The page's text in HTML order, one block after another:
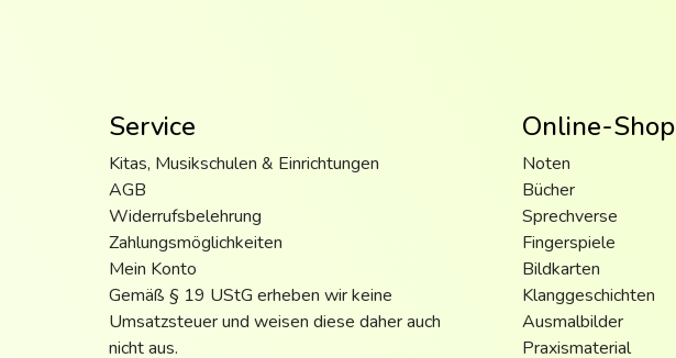
Service
Kitas, Musikschulen & Einrichtungen
AGB
Widerrufsbelehrung
Zahlungsmöglichkeiten
Mein Konto
Gemäß § 19 UStG erheben wir keine
Umsatzsteuer und weisen diese daher auch
nicht aus.
Online-Shop
Noten
Bücher
Sprechverse
Fingerspiele
Bildkarten
Klanggeschichten
Ausmalbilder
Praxismaterial